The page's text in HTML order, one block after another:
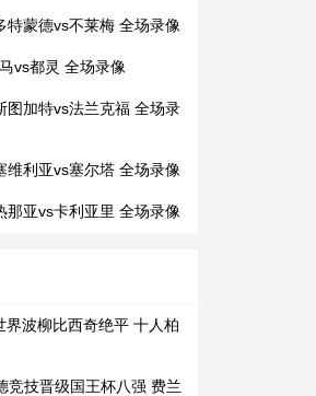
蒙德vs不莱梅 全场录像
vs都灵 全场录像
图加特vs法兰克福 全场录
利亚vs塞尔塔 全场录像
亚vs卡利亚里 全场录像
波柳比西奇绝平 十人柏
竞技晋级国王杯八强 费兰